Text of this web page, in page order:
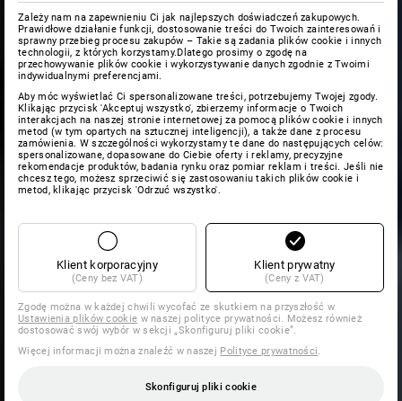
Zależy nam na zapewnieniu Ci jak najlepszych doświadczeń zakupowych.
Prawidłowe działanie funkcji, dostosowanie treści do Twoich zainteresowań i
sprawny przebieg procesu zakupów – Takie są zadania plików cookie i innych
technologii, z których korzystamy.Dlatego prosimy o zgodę na
przechowywanie plików cookie i wykorzystywanie danych zgodnie z Twoimi
indywidualnymi preferencjami.
Aby móc wyświetlać Ci spersonalizowane treści, potrzebujemy Twojej zgody.
Klikając przycisk 'Akceptuj wszystko', zbierzemy informacje o Twoich
interakcjach na naszej stronie internetowej za pomocą plików cookie i innych
metod (w tym opartych na sztucznej inteligencji), a także dane z procesu
zamówienia. W szczególności wykorzystamy te dane do następujących celów:
spersonalizowane, dopasowane do Ciebie oferty i reklamy, precyzyjne
rekomendacje produktów, badania rynku oraz pomiar reklam i treści. Jeśli nie
chcesz tego, możesz sprzeciwić się zastosowaniu takich plików cookie i
metod, klikając przycisk 'Odrzuć wszystko'.
Klient korporacyjny
(Ceny bez VAT)
Klient prywatny
(Ceny z VAT)
Zgodę można w każdej chwili wycofać ze skutkiem na przyszłość w
Ustawienia plików cookie w naszej polityce prywatności. Możesz również
dostosować swój wybór w sekcji „Skonfiguruj pliki cookie”.
Więcej informacji można znaleźć w naszej Polityce prywatności.
Skonfiguruj pliki cookie